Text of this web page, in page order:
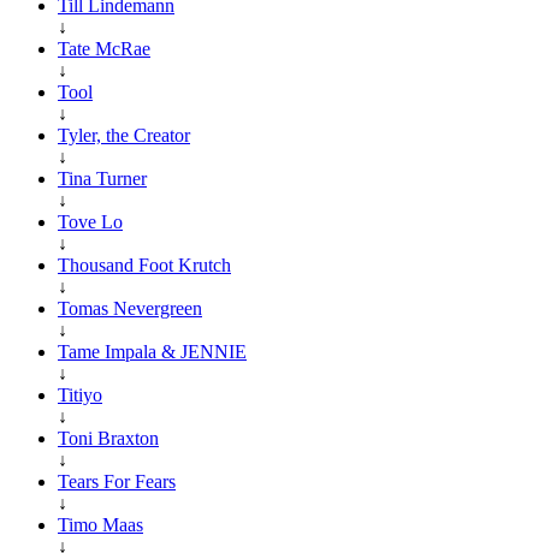
Till Lindemann
↓
Tate McRae
↓
Tool
↓
Tyler, the Creator
↓
Tina Turner
↓
Tove Lo
↓
Thousand Foot Krutch
↓
Tomas Nevergreen
↓
Tame Impala & JENNIE
↓
Titiyo
↓
Toni Braxton
↓
Tears For Fears
↓
Timo Maas
↓